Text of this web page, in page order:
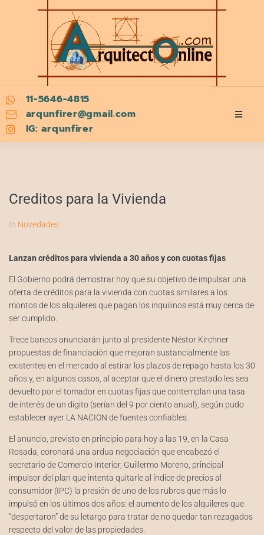
11-5646-4815
arqunfirer@gmail.com
IG: arqunfirer
Creditos para la Vivienda
In Novedades
Lanzan créditos para vivienda a 30 años y con cuotas fijas
El Gobierno podrá demostrar hoy que su objetivo de impulsar una
oferta de créditos para la vivienda con cuotas similares a los
montos de los alquileres que pagan los inquilinos está muy cerca de
ser cumplido.
Trece bancos anunciarán junto al presidente Néstor Kirchner
propuestas de financiación que mejoran sustancialmente las
existentes en el mercado al estirar los plazos de repago hasta los 30
años y, en algunos casos, al aceptar que el dinero prestado les sea
devuelto por el tomador en cuotas fijas que contemplan una tasa
de interés de un dígito (serían del 9 por ciento anual), según pudo
establecer ayer LA NACION de fuentes confiables.
El anuncio, previsto en principio para hoy a las 19, en la Casa
Rosada, coronará una ardua negociación que encabezó el
secretario de Comercio Interior, Guillermo Moreno, principal
impulsor del plan que intenta quitarle al índice de precios al
consumidor (IPC) la presión de uno de los rubros que más lo
impulsó en los últimos dos años: el aumento de los alquileres que
“despertaron” de su letargo para tratar de no quedar tan rezagados
respecto del valor de las propiedades.